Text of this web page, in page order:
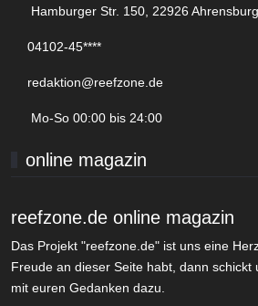
Hamburger Str. 150, 22926 Ahrensburg
04102-45****
redaktion@reefzone.de
Mo-So 00:00 bis 24:00
online magazin
reefzone.de online magazin
Das Projekt "reefzone.de" ist uns eine
Freude an dieser Seite habt, dann schickt
mit euren Gedanken dazu.